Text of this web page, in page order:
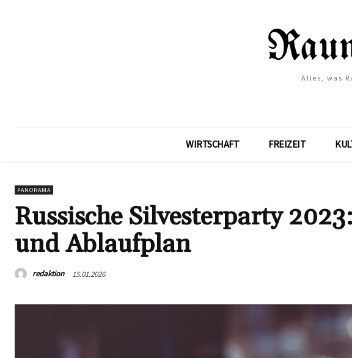
Alles, was
WIRTSCHAFT FREIZEIT
PANORAMA
Russische Silvesterparty
und Ablaufplan
redaktion 15.01.2026